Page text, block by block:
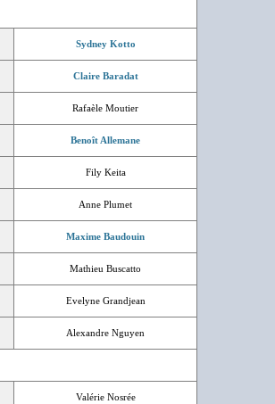
Sydney Kotto
Claire Baradat
Rafaèle Moutier
Benoît Allemane
Fily Keita
Anne Plumet
Maxime Baudouin
Mathieu Buscatto
Evelyne Grandjean
Alexandre Nguyen
Valérie Nosrée